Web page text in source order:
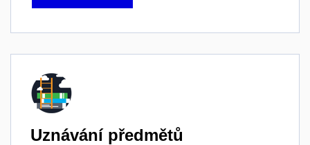
Uznávání předmětů